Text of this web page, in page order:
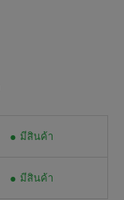
มีสินค้า
มีสินค้า